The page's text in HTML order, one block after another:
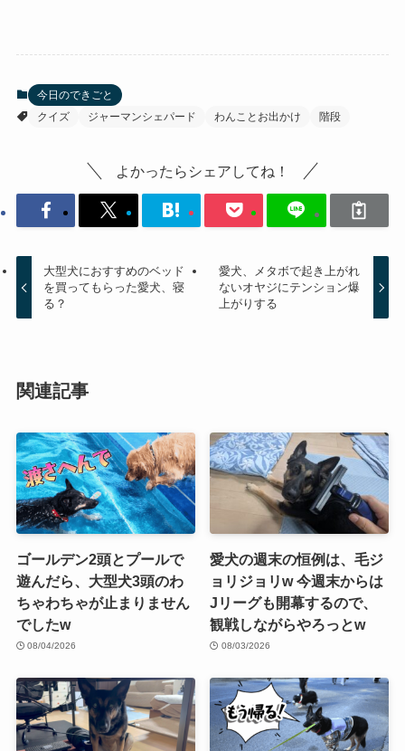
今日のできごと
クイズ
ジャーマンシェパード わんことお出かけ 階段
よかったらシェアしてね！
大型犬におすすめのベッド
を買ってもらった愛犬、寝
る？
愛犬、メタボで起き上がれ
ないオヤジにテンション爆
上がりする
関連記事
ゴールデン2頭とプールで
遊んだら、大型犬3頭のわ
ちゃわちゃが止まりません
でしたw
08/04/2026
愛犬の週末の恒例は、毛ジ
ョリジョリw 今週末からは
Jリーグも開幕するので、
観戦しながらやろっとw
08/03/2026